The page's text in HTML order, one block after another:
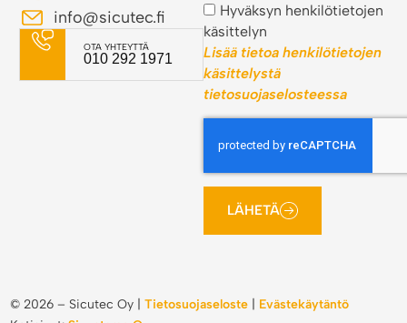
info@sicutec.fi
OTA YHTEYTTÄ
010 292 1971
Hyväksyn henkilötietojen
käsittelyn
Lisää tietoa henkilötietojen
käsittelystä
tietosuojaselosteessa
LÄHETÄ
©2026 – Sicutec Oy |Tietosuojaseloste
Evästekäytäntö